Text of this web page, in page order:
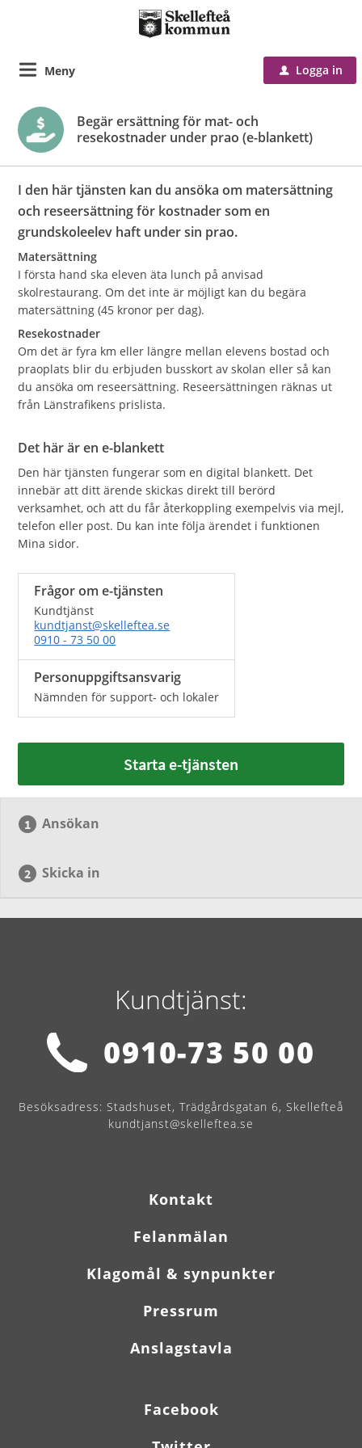
Meny u Logga in
Begär ersättning för mat- och
resekostnader under prao (e-blankett)
I den här tjänsten kan du ansöka om matersättning
och reseersättning för kostnader som en
grundskoleelev haft under sin prao.
Matersättning
I första hand ska eleven äta lunch på anvisad
skolrestaurang. Om det inte är möjligt kan du begära
matersättning (45 kronor per dag).
Resekostnader
Om det är fyra km eller längre mellan elevens bostad och
praoplats blir du erbjuden busskort av skolan eller så kan
du ansöka om reseersättning. Reseersättningen räknas ut
från Länstrafikens prislista.
Det här är en e-blankett
Den här tjänsten fungerar som en digital blankett. Det
innebär att ditt ärende skickas direkt till berörd
verksamhet, och att du får återkoppling exempelvis via mejl,
telefon eller post. Du kan inte följa ärendet i funktionen
Mina sidor.
Frågor om e-tjänsten
Kundtjänst
kundtjanst@skelleftea.se
0910 - 73 50 00
Personuppgiftsansvarig
Nämnden för support- och lokaler
Starta e-tjänsten
Ansökan
Skicka in
Kundtjänst:
0910-73 50 00
Besöksadress: Stadshuset, Trädgårdsgatan 6, Skellefteå
kundtjanst@skelleftea.se
Kontakt
Felanmälan
Klagomål & synpunkter
Pressrum
Anslagstavla
Facebook